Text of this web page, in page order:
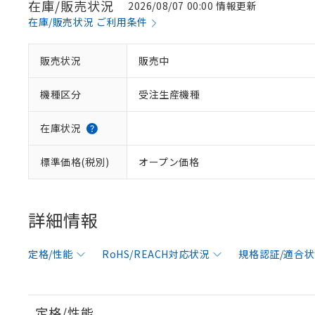
在庫/販売状況
2026/08/07 00:00 情報更新
在庫/販売状況 ご利用条件
販売状況 販売中
機種区分 受注生産機種
在庫状況
標準価格(税別) オープン価格
詳細情報
定格/性能 RoHS/REACH対応状況 規格認証/適合